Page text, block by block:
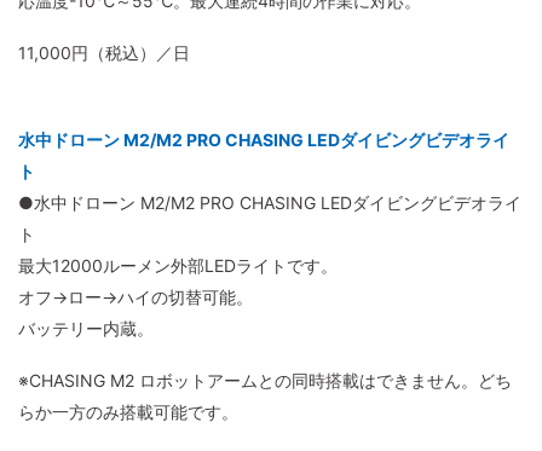
11,000円（税込）／日
水中ドローン M2/M2 PRO CHASING LEDダイビングビデオライ
ト
●水中ドローン M2/M2 PRO CHASING LEDダイビングビデオライ
ト
最大12000ルーメン外部LEDライトです。
オフ→ロー→ハイの切替可能。
バッテリー内蔵。
※CHASING M2 ロボットアームとの同時搭載はできません。どち
らか一方のみ搭載可能です。